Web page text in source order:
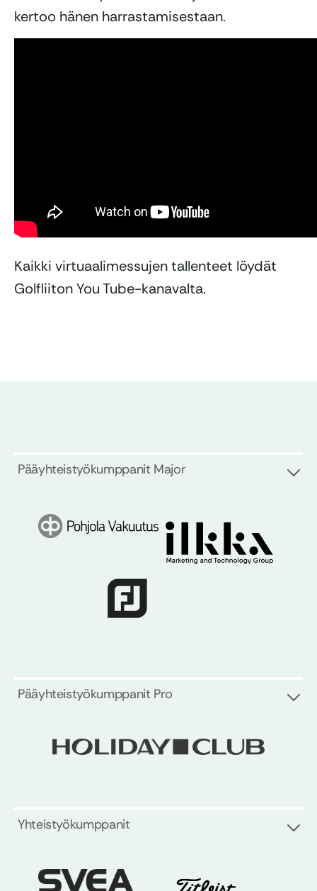
kertoo hänen harrastamisestaan.
Kaikki virtuaalimessujen tallenteet löydät
Golfliiton You Tube-kanavalta.
Pääyhteistyökumppanit Major
Pääyhteistyökumppanit Pro
Yhteistyökumppanit